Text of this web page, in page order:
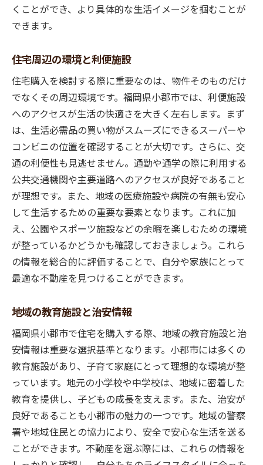
くことができ、より具体的な生活イメージを掴むことが
できます。
住宅周辺の環境と利便施設
住宅購入を検討する際に重要なのは、物件そのものだけ
でなくその周辺環境です。福岡県小郡市では、利便施設
へのアクセスが生活の快適さを大きく左右します。まず
は、生活必需品の買い物がスムーズにできるスーパーや
コンビニの位置を確認することが大切です。さらに、交
通の利便性も見逃せません。通勤や通学の際に利用する
公共交通機関や主要道路へのアクセスが良好であること
が理想です。また、地域の医療施設や病院の有無も安心
して生活するための重要な要素となります。これに加
え、公園やスポーツ施設などの余暇を楽しむための環境
が整っているかどうかも確認しておきましょう。これら
の情報を総合的に評価することで、自分や家族にとって
最適な不動産を見つけることができます。
地域の教育施設と治安情報
福岡県小郡市で住宅を購入する際、地域の教育施設と治
安情報は重要な選択基準となります。小郡市には多くの
教育施設があり、子育て家庭にとって理想的な環境が整
っています。地元の小学校や中学校は、地域に密着した
教育を提供し、子どもの成長を支えます。また、治安が
良好であることも小郡市の魅力の一つです。地域の警察
署や地域住民との協力により、安全で安心な生活を送る
ことができます。不動産を選ぶ際には、これらの情報を